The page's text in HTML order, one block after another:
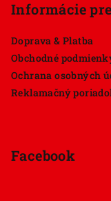
Informácie
Doprava & Platba
Obchodné
Ochrana osobných
Reklamačný
Facebook